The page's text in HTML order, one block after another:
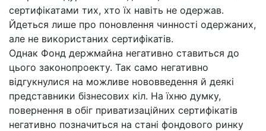
сертифікатами тих, хто їх навіть не одержав.
Йдеться лише про поновлення чинності одержаних,
але не використаних сертифікатів.
Однак Фонд держмайна негативно ставиться до
цього законопроекту. Так само негативно
відгукнулися на можливе нововведення й деякі
представники бізнесових кіл. На їхню думку,
повернення в обіг приватизаційних сертифікатів
негативно позначиться на стані фондового ринку